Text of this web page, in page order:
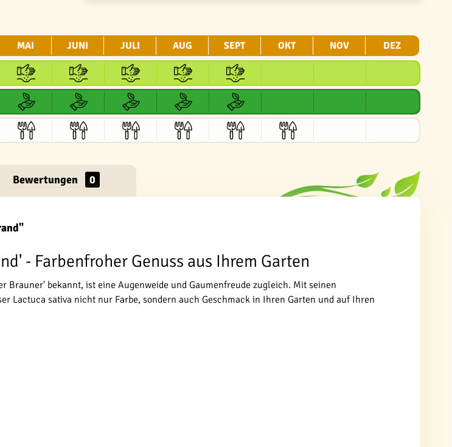
MAI JUNI JULI AUG SEPT OKT NOV DEZ
Bewertungen 0
- Farbenfroher Genuss aus Ihrem Garten
Brauner' bekannt, ist eine Augenweide und Gaumenfreude zugleich. Mit seinen
Lactuca sativa nicht nur Farbe, sondern auch Geschmack in Ihren Garten und auf Ihren